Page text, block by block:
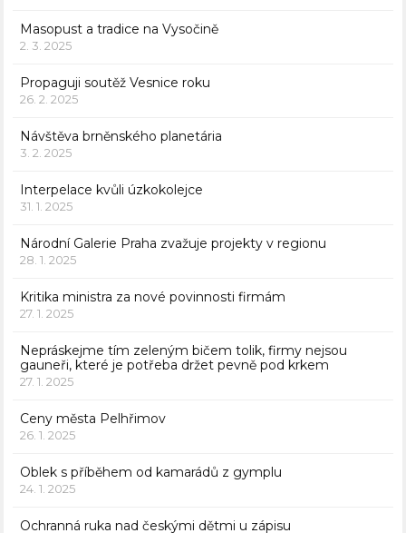
Masopust a tradice na Vysočině
2. 3. 2025
Propaguji soutěž Vesnice roku
26. 2. 2025
Návštěva brněnského planetária
3. 2. 2025
Interpelace kvůli úzkokolejce
31. 1. 2025
Národní Galerie Praha zvažuje projekty v regionu
28. 1. 2025
Kritika ministra za nové povinnosti firmám
27. 1. 2025
Nepráskejme tím zeleným bičem tolik, firmy nejsou
gauneři, které je potřeba držet pevně pod krkem
27. 1. 2025
Ceny města Pelhřimov
26. 1. 2025
Oblek s příběhem od kamarádů z gymplu
24. 1. 2025
Ochranná ruka nad českými dětmi u zápisu